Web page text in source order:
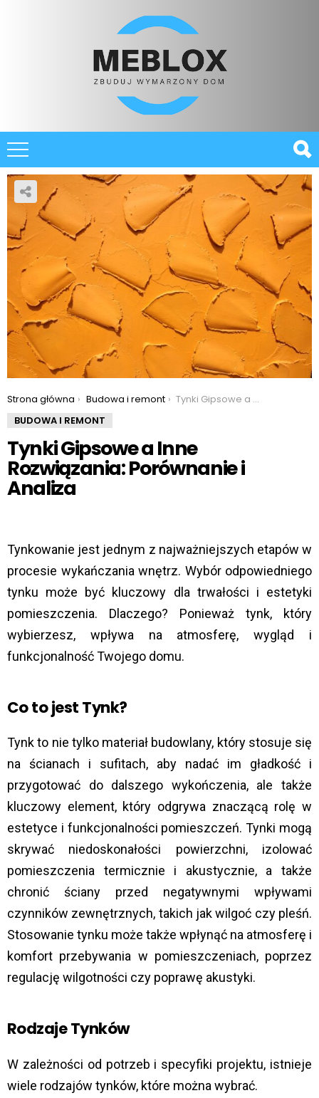
You are here:
Strona główna Budowa i remont
Tynki Gipsowe a Inne Rozwiązania: Porównanie i Analiza
BUDOWA I REMONT
Tynki Gipsowe a Inne
Rozwiązania: Porównanie i
Analiza
Tynkowanie jest jednym z najważniejszych etapów w
procesie wykańczania wnętrz. Wybór odpowiedniego
tynku może być kluczowy dla trwałości i estetyki
pomieszczenia. Dlaczego? Ponieważ tynk, który
wybierzesz, wpływa na atmosferę, wygląd i
funkcjonalność Twojego domu.
Co to jest Tynk?
Tynk to nie tylko materiał budowlany, który stosuje się
na ścianach i sufitach, aby nadać im gładkość i
przygotować do dalszego wykończenia, ale także
kluczowy element, który odgrywa znaczącą rolę w
estetyce i funkcjonalności pomieszczeń. Tynki mogą
skrywać niedoskonałości powierzchni, izolować
pomieszczenia termicznie i akustycznie, a także
chronić ściany przed negatywnymi wpływami
czynników zewnętrznych, takich jak wilgoć czy pleśń.
Stosowanie tynku może także wpłynąć na atmosferę i
komfort przebywania w pomieszczeniach, poprzez
regulację wilgotności czy poprawę akustyki.
Rodzaje Tynków
W zależności od potrzeb i specyfiki projektu, istnieje
wiele rodzajów tynków, które można wybrać.